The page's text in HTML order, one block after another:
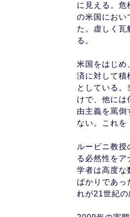
に見える。危
の米国におい
た。虚しく瓦
る。
米国をはじめ
済に対して積
としている
けで、他には
由主義を罵倒
ない。これを
ルービニ教
る必然性を
学者は高度な
ばかりであっ
れが21世紀